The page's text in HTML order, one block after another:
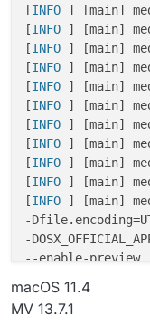
[INFO
] [main]
[INFO
] [main]
[INFO ] [main]
[INFO ] [main]
[INFO ] [main]
[INFO ] [main]
[INFO
] [main]
[INFO ] [main]
[INFO
] [main]
[INFO
] [main]
[INFO
] [main]
-
-
--enable-preview
-
-
macOS 11.4
MV 13.7.1